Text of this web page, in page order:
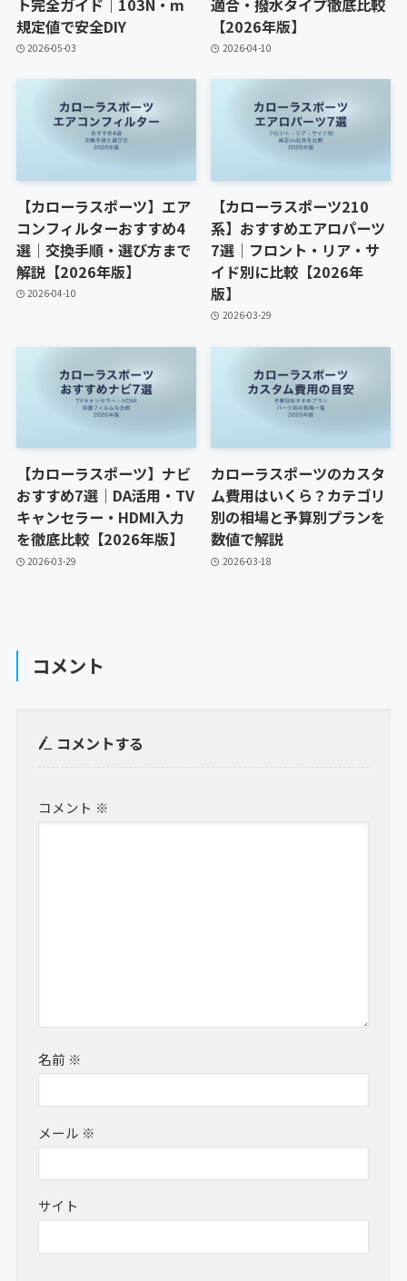
規定値で安全DIY
2026-05-03
【2026年版】
2026-04-10
【カローラスポーツ】エア
コンフィルターおすすめ4
選｜交換手順・選び方まで
解説【2026年版】
2026-04-10
【カローラスポーツ210
系】おすすめエアロパーツ
7選｜フロント・リア・サ
イド別に比較【2026年
版】
2026-03-29
【カローラスポーツ】ナビ
おすすめ7選｜DA活用・TV
キャンセラー・HDMI入力
を徹底比較【2026年版】
2026-03-29
カローラスポーツのカスタ
ム費用はいくら？カテゴリ
別の相場と予算別プランを
数値で解説
2026-03-18
コメント
コメントする
コメント ※
名前 ※
メール ※
サイト